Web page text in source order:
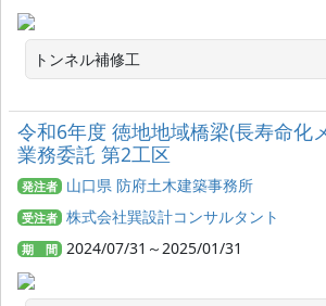
トンネル補修工
令和6年度 徳地地域橋梁(長寿命化
業務委託 第2工区
発注者 山口県 防府土木建築事務所
受注者 株式会社巽設計コンサルタント
期 間 2024/07/31～2025/01/31